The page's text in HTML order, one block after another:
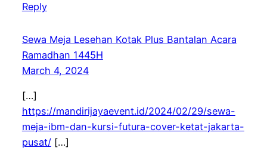
Reply
Sewa Meja Lesehan Kotak Plus Bantalan Acara
Ramadhan 1445H
March 4, 2024
[…]
https://mandirijayaevent.id/2024/02/29/sewa-
meja-ibm-dan-kursi-futura-cover-ketat-jakarta-
pusat/[…]